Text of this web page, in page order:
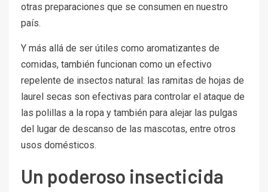
otras preparaciones que se consumen en nuestro
país.
Y más allá de ser útiles como aromatizantes de
comidas, también funcionan como un efectivo
repelente de insectos natural: las ramitas de hojas de
laurel secas son efectivas para controlar el ataque de
las polillas a la ropa y también para alejar las pulgas
del lugar de descanso de las mascotas, entre otros
usos domésticos.
Un poderoso insecticida